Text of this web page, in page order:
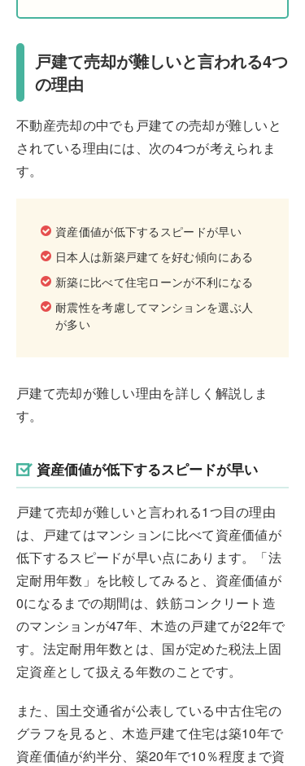
戸建て売却が難しいと言われる4つ
の理由
不動産売却の中でも戸建ての売却が難しいと
されている理由には、次の4つが考えられま
す。
資産価値が低下するスピードが早い
日本人は新築戸建てを好む傾向にある
新築に比べて住宅ローンが不利になる
耐震性を考慮してマンションを選ぶ人
が多い
戸建て売却が難しい理由を詳しく解説しま
す。
資産価値が低下するスピードが早い
戸建て売却が難しいと言われる1つ目の理由
は、戸建てはマンションに比べて資産価値が
低下するスピードが早い点にあります。「法
定耐用年数」を比較してみると、資産価値が
0になるまでの期間は、鉄筋コンクリート造
のマンションが47年、木造の戸建てが22年で
す。法定耐用年数とは、国が定めた税法上固
定資産として扱える年数のことです。
また、国土交通省が公表している中古住宅の
グラフを見ると、木造戸建て住宅は築10年で
資産価値が約半分、築20年で10％程度まで資